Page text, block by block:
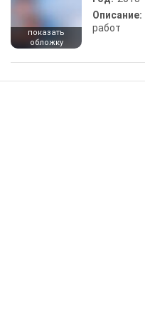
показать
обложку
Описание:
работ